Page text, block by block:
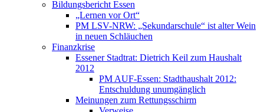
Bildungsbericht Essen
„Lernen vor Ort“
PM LSV-NRW: „Sekundarschule“ ist alter Wein
in neuen Schläuchen
Finanzkrise
Essener Stadtrat: Dietrich Keil zum Haushalt
2012
PM AUF-Essen: Stadthaushalt 2012:
Entschuldung unumgänglich
Meinungen zum Rettungsschirm